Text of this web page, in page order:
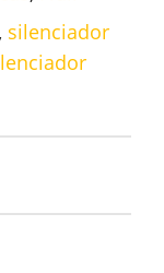
, silenciador